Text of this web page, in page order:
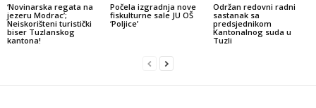
‘Novinarska regata na
jezeru Modrac’;
Neiskorišteni turistički
biser Tuzlanskog
kantona!
Počela izgradnja nove
fiskulturne sale JU OŠ
‘Poljice’
Održan redovni radni
sastanak sa
predsjednikom
Kantonalnog suda u
Tuzli